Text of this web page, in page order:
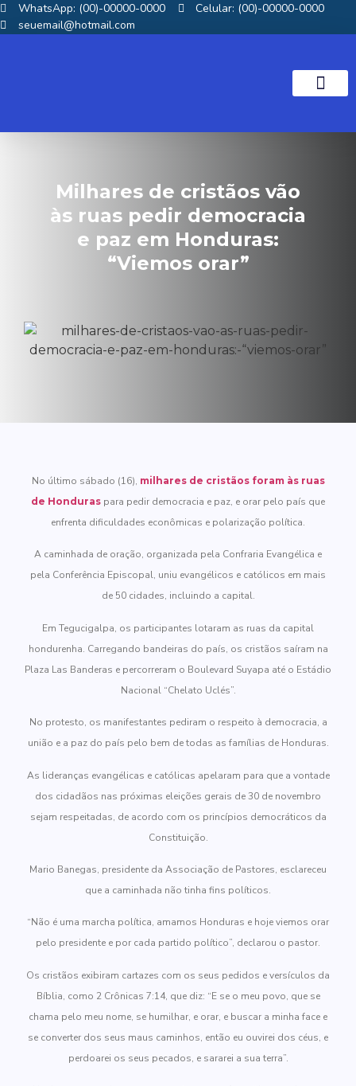
WhatsApp: (00)-00000-0000
Celular: (00)-00000-0000
seuemail@hotmail.com
Milhares de cristãos vão
às ruas pedir democracia
e paz em Honduras:
“Viemos orar”
No último sábado (16), milhares de cristãos foram às ruas
de Honduras para pedir democracia e paz, e orar pelo país que
enfrenta dificuldades econômicas e polarização política.
A caminhada de oração, organizada pela Confraria Evangélica e
pela Conferência Episcopal, uniu evangélicos e católicos em mais
de 50 cidades, incluindo a capital.
Em Tegucigalpa, os participantes lotaram as ruas da capital
hondurenha. Carregando bandeiras do país, os cristãos saíram na
Plaza Las Banderas e percorreram o Boulevard Suyapa até o Estádio
Nacional “Chelato Uclés”.
No protesto, os manifestantes pediram o respeito à democracia, a
união e a paz do país pelo bem de todas as famílias de Honduras.
As lideranças evangélicas e católicas apelaram para que a vontade
dos cidadãos nas próximas eleições gerais de 30 de novembro
sejam respeitadas, de acordo com os princípios democráticos da
Constituição.
Mario Banegas, presidente da Associação de Pastores, esclareceu
que a caminhada não tinha fins políticos.
“Não é uma marcha política, amamos Honduras e hoje viemos orar
pelo presidente e por cada partido político”, declarou o pastor.
Os cristãos exibiram cartazes com os seus pedidos e versículos da
Bíblia, como 2 Crônicas 7:14, que diz: “E se o meu povo, que se
chama pelo meu nome, se humilhar, e orar, e buscar a minha face e
se converter dos seus maus caminhos, então eu ouvirei dos céus, e
perdoarei os seus pecados, e sararei a sua terra”.